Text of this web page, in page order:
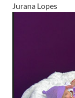
Jurana Lopes